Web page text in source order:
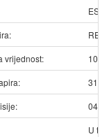
vrijednost:
3125
U